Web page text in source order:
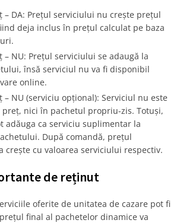
– DA: Prețul serviciului nu crește prețul
deja inclus în prețul calculat pe baza
– NU: Prețul serviciului se adaugă la
însă serviciul nu va fi disponibil
online.
– NU (serviciu opțional): Serviciul nu este
nici în pachetul propriu-zis. Totuși,
adăuga ca serviciu suplimentar la
După comandă, prețul
crește cu valoarea serviciului respectiv.
de reținut
oferite de unitatea de cazare pot fi
final al pachetelor dinamice va